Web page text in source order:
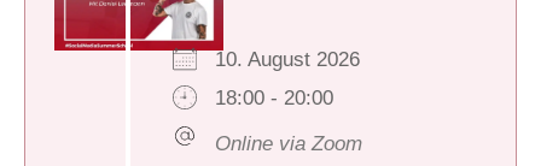
10. August 2026
18:00 - 20:00
Online via Zoom